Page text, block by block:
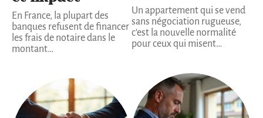
En France, la plupart des
banques refusent de financer
les frais de notaire dans le
montant…
Un appartement qui se vend
sans négociation rugueuse,
c'est la nouvelle normalité
pour ceux qui misent…